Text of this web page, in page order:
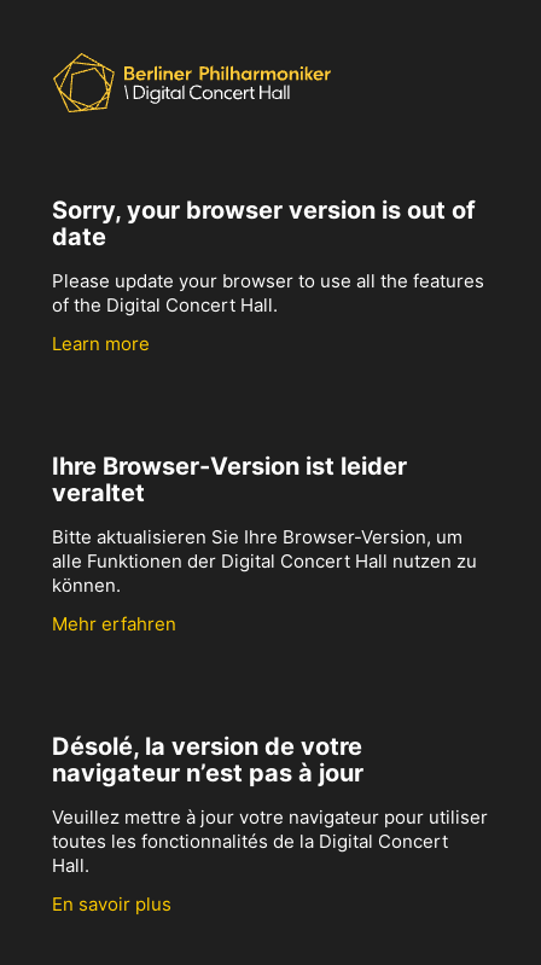
Sorry, your browser version is out of
date
Please update your browser to use all the features
of the Digital Concert Hall.
Learn more
Ihre Browser-Version ist leider
veraltet
Bitte aktualisieren Sie Ihre Browser-Version, um
alle Funktionen der Digital Concert Hall nutzen zu
können.
Mehr erfahren
Désolé, la version de votre
navigateur n’est pas à jour
Veuillez mettre à jour votre navigateur pour utiliser
toutes les fonctionnalités de la Digital Concert
Hall.
En savoir plus